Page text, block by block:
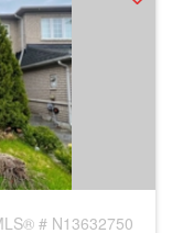
# N13632750